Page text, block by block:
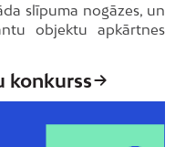
slīpuma nogāzes, un
objektu apkārtnes
konkurss